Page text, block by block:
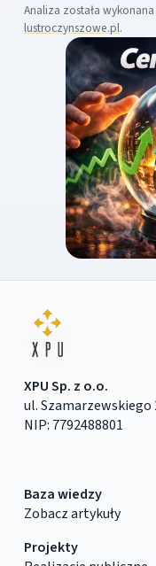
Analiza została
lustroczynszowe.pl.
XPU Sp. z o.o.
ul. Szamarzewskiego
NIP: 7792488801
Baza wiedzy
Zobacz artykuły
Projekty